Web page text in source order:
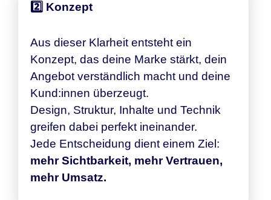
2️⃣ Konzept
Aus dieser Klarheit entsteht ein
Konzept, das deine Marke stärkt, dein
Angebot verständlich macht und deine
Kund:innen überzeugt.
Design, Struktur, Inhalte und Technik
greifen dabei perfekt ineinander.
Jede Entscheidung dient einem Ziel:
mehr Sichtbarkeit, mehr Vertrauen,
mehr Umsatz.